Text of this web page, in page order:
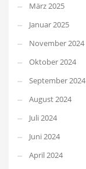
März 2025
Januar 2025
November 2024
Oktober 2024
September 2024
August 2024
Juli 2024
Juni 2024
April 2024